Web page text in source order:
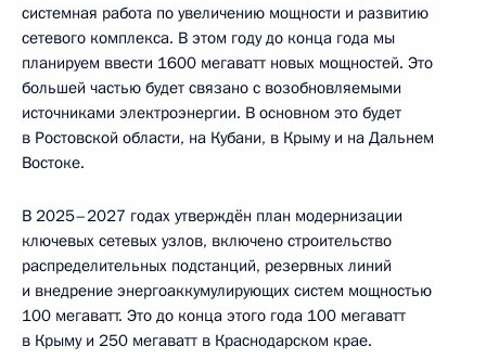
системная работа по увеличению мощности и развитию
сетевого комплекса. В этом году до конца года мы
планируем ввести 1600 мегаватт новых мощностей. Это
большей частью будет связано с возобновляемыми
источниками электроэнергии. В основном это будет
в Ростовской области, на Кубани, в Крыму и на Дальнем
Востоке.
В 2025–2027 годах утверждён план модернизации
ключевых сетевых узлов, включено строительство
распределительных подстанций, резервных линий
и внедрение энергоаккумулирующих систем мощностью
100 мегаватт. Это до конца этого года 100 мегаватт
в Крыму и 250 мегаватт в Краснодарском крае.